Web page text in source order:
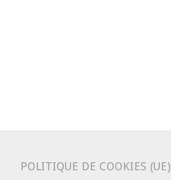
POLITIQUE DE COOKIES (UE)